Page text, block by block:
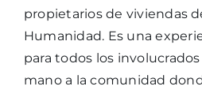
propietarios de viviendas
Humanidad. Es una
para todos los
mano a la comunidad